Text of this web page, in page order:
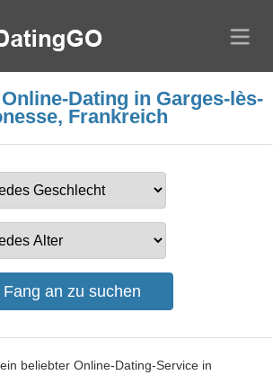
Dating in Garges-lès-
Frankreich
beliebter Online-Dating-Service in